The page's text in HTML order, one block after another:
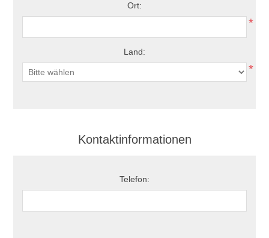
Ort:
*
Land:
*
Kontaktinformationen
Telefon: